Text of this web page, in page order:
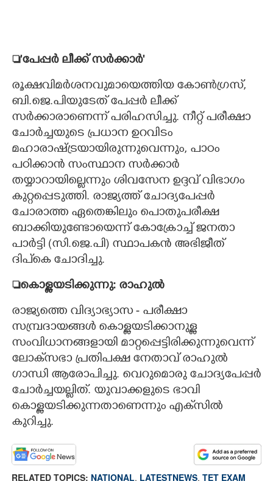
'പേപ്പർ ലീക്ക് സർക്കാർ'
രൂക്ഷവിമർശനവുമായെത്തിയ കോൺഗ്രസ്,​
ബി.ജെ.പിയുടേത് പേപ്പർ ലീക്ക്
സ‌ർക്കാരാണെന്ന് പരിഹസിച്ചു. നീറ്റ് പരീക്ഷാ
ചോർച്ചയുടെ പ്രധാന ഉറവിടം
മഹാരാഷ്ട്രയായിരുന്നുവെന്നും, പാഠം
പഠിക്കാൻ സംസ്ഥാന സർക്കാർ
തയ്യാറായില്ലെന്നും ശിവസേന ഉദ്ദവ് വിഭാഗം
കുറ്റപ്പെടുത്തി. രാജ്യത്ത് ചോദ്യപേപ്പർ
ചോരാത്ത ഏതെങ്കിലും പൊതുപരീക്ഷ
ബാക്കിയുണ്ടോയെന്ന് കോക്രോച്ച് ജനതാ
പാർട്ടി (സി.ജെ.പി) സ്ഥാപകൻ അഭിജീത്
ദിപ്‌കെ ചോദിച്ചു.
കൊള്ളയടിക്കുന്നു: രാഹുൽ
രാജ്യത്തെ വിദ്യാഭ്യാസ - പരീക്ഷാ
സമ്പ്രദായങ്ങൾ കൊള്ളയടിക്കാനുള്ള
സംവിധാനങ്ങളായി മാറ്റപ്പെട്ടിരിക്കുന്നുവെന്ന്
ലോക്‌സഭാ പ്രതിപക്ഷ നേതാവ് രാഹുൽ
ഗാന്ധി ആരോപിച്ചു. വെറുമൊരു ചോദ്യപേപ്പർ
ചോർച്ചയല്ലിത്. യുവാക്കളുടെ ഭാവി
കൊള്ളയടിക്കുന്നതാണെന്നും എക്‌സിൽ
കുറിച്ചു.
RELATED TOPICS: NATIONAL, LATESTNEWS, TET EXAM